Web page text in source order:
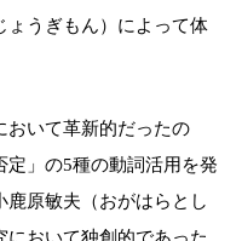
ょうぎもん）によって体
おいて革新的だったの
定」の5種の動詞活用を発
鹿原敏夫（おがはらとし
おいて独創的であった